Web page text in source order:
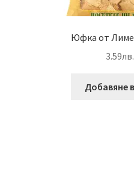
Юфка от
3.59лв.
Добавяне